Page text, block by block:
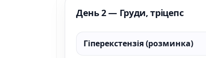
День 2 — Груди, тріцепс
Гіперекстензія (розминка)